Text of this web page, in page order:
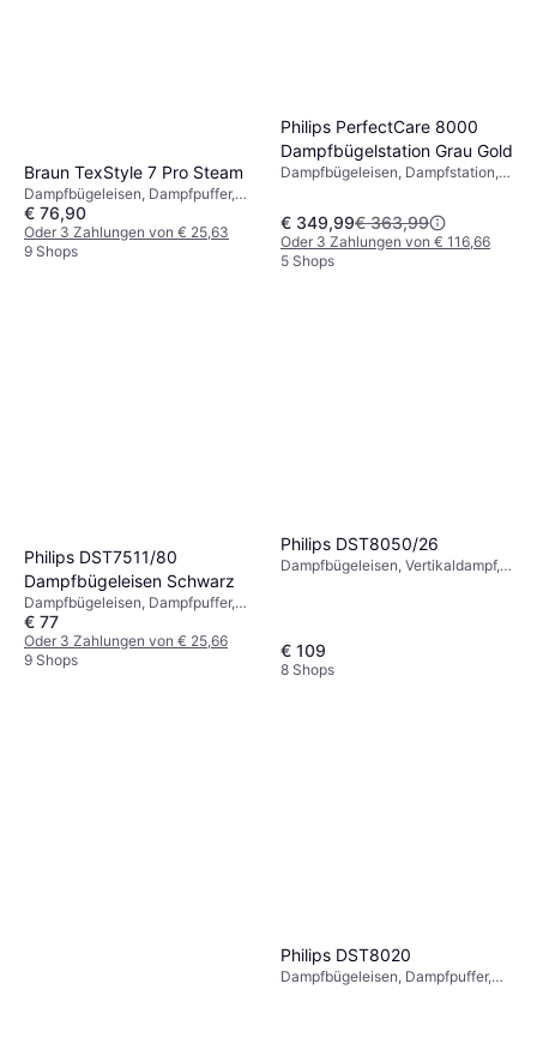
Braun TexStyle 7 Pro Steam
Dampfbügeleisen, Dampfpuffer,
Sprüher, Vertikaldampf,
Selbstreinigung,
Abschaltautomatik, 3000 W,
€ 76,90
Oder 3 Zahlungen von € 25,63
9 Shops
Philips PerfectCare 8000
Dampfbügelstation Grau Gold
Dampfbügeleisen, Dampfstation,
€ 349,99€ 363,99
Oder 3 Zahlungen von € 116,66
5 Shops
Philips DST7511/80
Dampfbügeleisen Schwarz
Dampfbügeleisen, Dampfpuffer,
Sprüher, Abschaltautomatik, 32 W,
Dampfkapazität: 55g, 300 ml 13.7
cm
€ 77
Oder 3 Zahlungen von € 25,66
9 Shops
Philips DST8050/26
Dampfbügeleisen, Vertikaldampf,
€ 109
8 Shops
Philips DST8020
Dampfbügeleisen, Dampfpuffer,